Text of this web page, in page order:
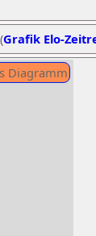
Grafik Elo-